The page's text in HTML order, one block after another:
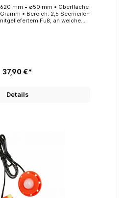
mm • ø50 mm • Oberfläche
• Bereich: 2,5 Seemeilen
Fuß, an welchem
37,90 €*
Details